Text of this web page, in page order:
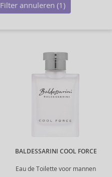
Filter annuleren (1)
BALDESSARINI COOL FORCE
Eau de Toilette voor mannen